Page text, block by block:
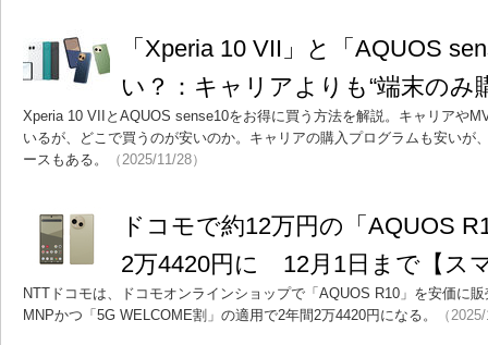
「Xperia 10 VII」と「AQUOS
い？：キャリアよりも“端末のみ
Xperia 10 VIIとAQUOS sense10をお得に買う方法を解説。キャリアや
いるが、どこで買うのが安いのか。キャリアの購入プログラムも安いが
ースもある。
（2025/11/28）
ドコモで約12万円の「AQUOS
2万4420円に 12月1日まで【ス
NTTドコモは、ドコモオンラインショップで「AQUOS R10」を安価に
MNPかつ「5G WELCOME割」の適用で2年間2万4420円になる。
（